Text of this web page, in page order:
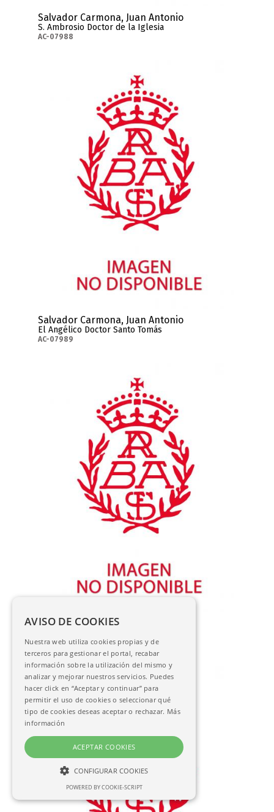
Salvador Carmona, Juan Antonio
S. Ambrosio Doctor de la Iglesia
AC-07988
Salvador Carmona, Juan Antonio
El Angélico Doctor Santo Tomás
AC-07989
Salvador Carmona, Juan Antonio
AC-07990
AVISO DE COOKIES
Nuestra web utiliza cookies propias y de
terceros para gestionar el portal, recabar
información sobre la utilización del mismo y
analizar y mejorar nuestros servicios. Puedes
hacer click en “Aceptar y continuar” para
permitir el uso de cookies o seleccionar qué
tipo de cookies deseas aceptar o rechazar. Más
información
ACEPTAR COOKIES
CONFIGURAR COOKIES
NECESARIASPOWERED BY COOKIE-SCRIPT